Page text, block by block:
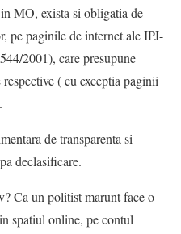
MO, exista si obligatia de
pe paginile de internet ale IPJ-
2001), care presupune
( cu exceptia paginii
de transparenta si
declasificare.
Ca un politist marunt face o
spatiul online, pe contul